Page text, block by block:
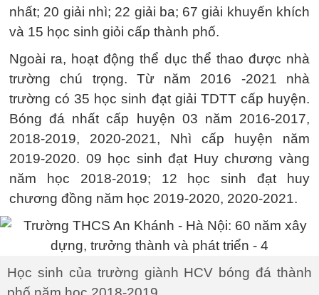
nhất; 20 giải nhì; 22 giải ba; 67 giải khuyến khích
và 15 học sinh giỏi cấp thành phố.
Ngoài ra, hoạt động thể dục thể thao được nhà
trường chú trọng. Từ năm 2016 -2021 nhà
trường có 35 học sinh đạt giải TDTT cấp huyện.
Bóng đá nhất cấp huyện 03 năm 2016-2017,
2018-2019, 2020-2021, Nhì cấp huyện năm
2019-2020. 09 học sinh đạt Huy chương vàng
năm học 2018-2019; 12 học sinh đạt huy
chương đồng năm học 2019-2020, 2020-2021.
Học sinh của trường giành HCV bóng đá thành